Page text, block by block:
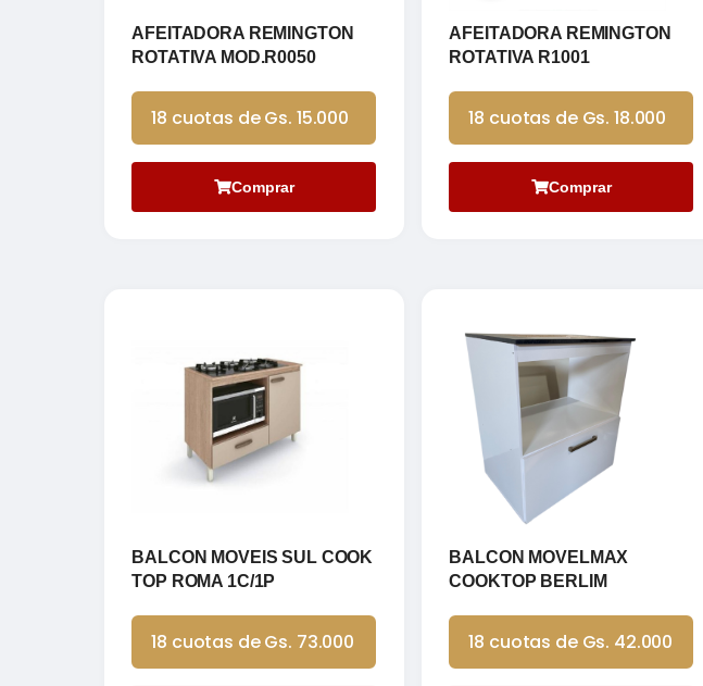
AFEITADORA REMINGTON
ROTATIVA MOD.R0050
18 cuotas de Gs. 15.000
Comprar
AFEITADORA REMINGTON
ROTATIVA R1001
18 cuotas de Gs. 18.000
Comprar
BALCON MOVEIS SUL COOK
TOP ROMA 1C/1P
18 cuotas de Gs. 73.000
BALCON MOVELMAX
COOKTOP BERLIM
18 cuotas de Gs. 42.000